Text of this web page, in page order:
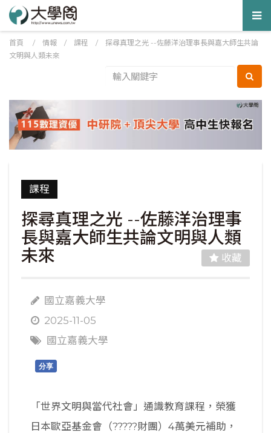
首頁 / 情報 / 課程 / 探尋真理之光 --佐藤洋治理事長與嘉大師生共論
文明與人類未來
課程
探尋真理之光 --佐藤洋治理事
長與嘉大師生共論文明與人類
未來
收藏
國立嘉義大學
2025-11-05
國立嘉義大學
分享
「世界文明與當代社會」通識教育課程，榮獲
日本歐亞基金會（?????財團）4萬美元補助，